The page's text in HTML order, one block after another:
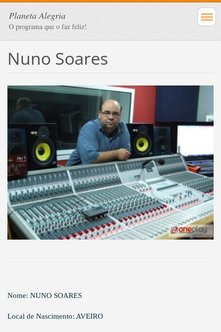
Planeta Alegria
O programa que o faz feliz!
Nuno Soares
Nome: NUNO SOARES
Local de Nascimento: AVEIRO